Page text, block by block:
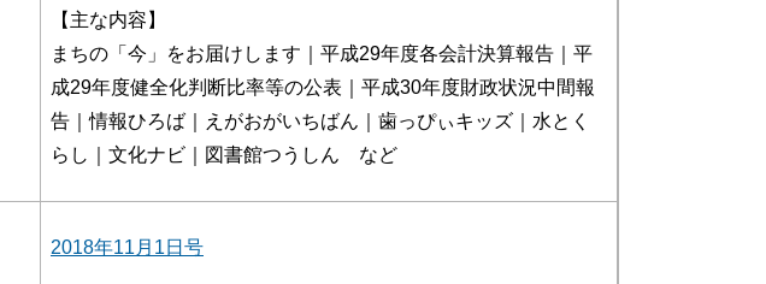
【主な内容】
まちの「今」をお届けします｜平成29年度各会計決算報告｜平
成29年度健全化判断比率等の公表｜平成30年度財政状況中間報
告｜情報ひろば｜えがおがいちばん｜歯っぴぃキッズ｜水とく
らし｜文化ナビ｜図書館つうしん など
2018年11月1日号